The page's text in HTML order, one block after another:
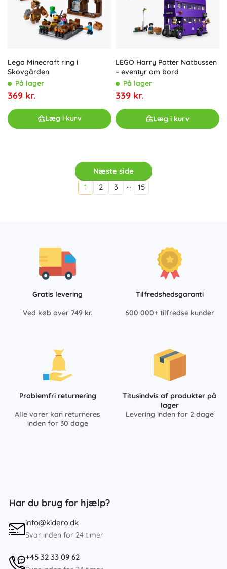
Lego Minecraft ring i
Skovgården
På lager
369 kr.
Læg i kurv
LEGO Harry Potter Natbussen
– eventyr om bord
På lager
339 kr.
Læg i kurv
Næste side
1
2 3 … 15
Gratis levering
Ved køb over 749 kr.
Tilfredshedsgaranti
600 000+ tilfredse kunder
Problemfri returnering
Alle varer kan returneres
inden for 30 dage
Titusindvis af produkter på
lager
Levering inden for 2 dage
Har du brug for hjælp?
info@kidero.dk
Svar inden for 24 timer
+45 32 33 09 62